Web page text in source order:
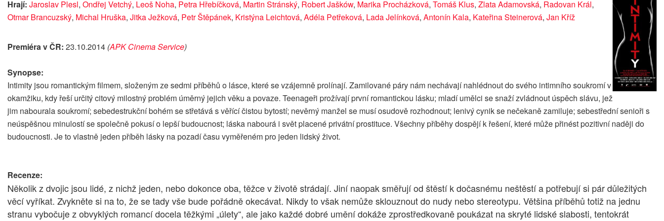
Hrají: Jaroslav Plesl, Ondřej Vetchý, Leoš Noha, Petra Hřebíčková, Martin Stránský, Robert Jašków, Marika Procházková, Tomáš Klus, Zlata Adamovská, Radovan Král,
Otmar Brancuzský, Michal Hruška, Jitka Ježková, Petr Štěpánek, Kristýna Leichtová, Adéla Petřeková, Lada Jelínková, Antonín Kala, Kateřina Steinerová, Jan Kříž
Premiéra v ČR: 23.10.2014 (APK Cinema Service)
Synopse:
Intimity jsou romantickým filmem, složeným ze sedmi příběhů o lásce, které se vzájemně prolínají. Zamilované páry nám nechávají nahlédnout do svého intimního soukromí v
okamžiku, kdy řeší určitý citový milostný problém úměrný jejich věku a povaze. Teenageři prožívají první romantickou lásku; mladí umělci se snaží zvládnout úspěch slávu, jež
jim nabourala soukromí; sebedestrukční bohém se střetává s věřící čistou bytostí; nevěrný manžel se musí osudově rozhodnout; lenivý cynik se nečekaně zamiluje; sebestřední senioři s
neúspěšnou minulostí se společně pokusí o lepší budoucnost; láska nabourá i svět placené privátní prostituce. Všechny příběhy dospějí k řešení, které může přinést pozitivní naději do
budoucnosti. Je to vlastně jeden příběh lásky na pozadí času vyměřeném pro jeden lidský život.
Recenze:
Několik z dvojic jsou lidé, z nichž jeden, nebo dokonce oba, těžce v životě strádají. Jiní naopak směřují od štěstí k dočasnému neštěstí a potřebují si pár důležitých
věcí vyříkat. Zvykněte si na to, že se tady vše bude pořádně okecávat. Nikdy to však nemůže sklouznout do nudy nebo stereotypu. Většina příběhů totiž na jednu
stranu vybočuje z obvyklých romancí docela těžkými „úlety“, ale jako každé dobré umění dokáže zprostředkovaně poukázat na skryté lidské slabosti, tentokrát